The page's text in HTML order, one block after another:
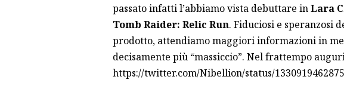
passato infatti l’abbiamo vista debuttare inLara
Tomb Raider: Relic Run. Fiduciosi e speranzosi
prodotto, attendiamo maggiori informazioni in
decisamente più “massiccio”. Nel frattempo
https://twitter.com/Nibellion/status/